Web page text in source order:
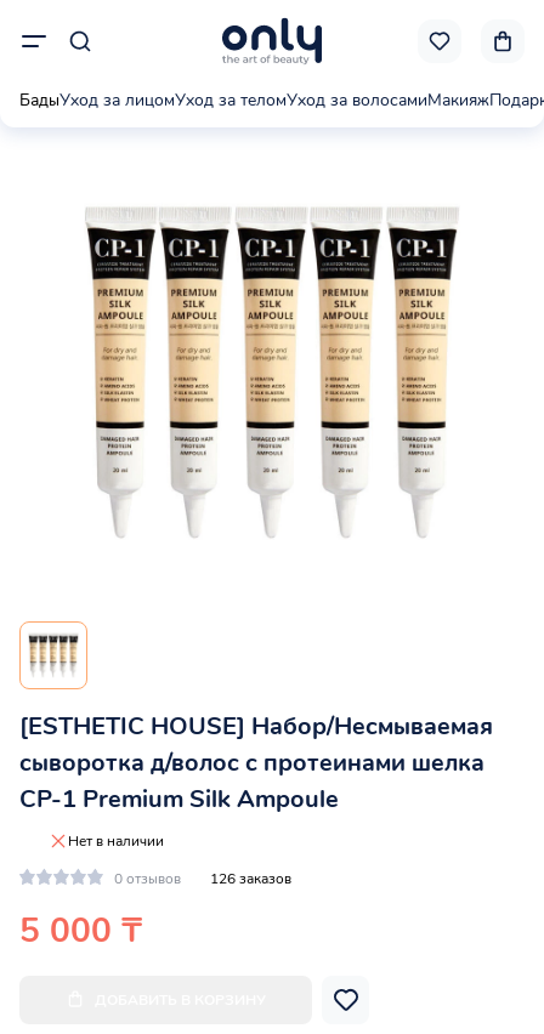
БадыУход за лицомУход за теломУход за волосамиМакияж
[ESTHETIC HOUSE] Набор/Несмываемая
сыворотка д/волос с протеинами шелка
CP-1 Premium Silk Ampoule
Нет в наличии
0 отзывов
126 заказов
5 000 ₸